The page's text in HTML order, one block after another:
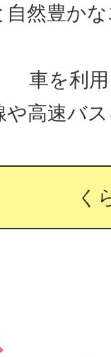
自然豊か
車を利
や高速バ
く